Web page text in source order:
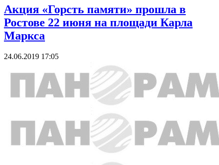
Акция «Горсть памяти» прошла в
Ростове 22 июня на площади Карла
Маркса
24.06.2019 17:05